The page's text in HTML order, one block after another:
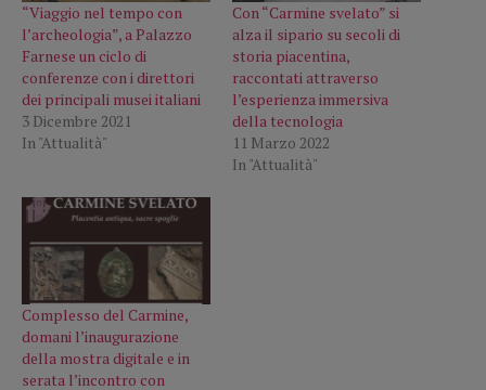
“Viaggio nel tempo con
l’archeologia”, a Palazzo
Farnese un ciclo di
conferenze con i direttori
dei principali musei italiani
3 Dicembre 2021
In "Attualità"
Con “Carmine svelato” si
alza il sipario su secoli di
storia piacentina,
raccontati attraverso
l’esperienza immersiva
della tecnologia
11 Marzo 2022
In "Attualità"
Complesso del Carmine,
domani l’inaugurazione
della mostra digitale e in
serata l’incontro con